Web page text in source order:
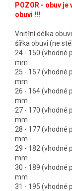
POZOR - obuv
obuvi !!!
Vnitřní délka
šířka obuvi (ne
24 - 150
mm
25 - 157
mm
26 - 164
mm
27 - 170
mm
28 - 177
mm
29 - 182
mm
30 - 189
mm
31 - 195